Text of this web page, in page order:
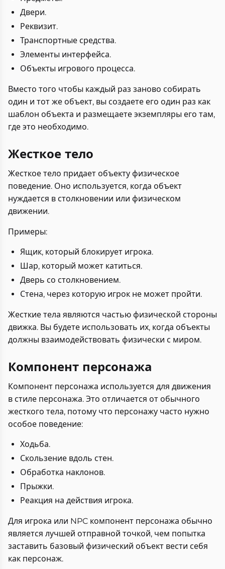
Двери.
Реквизит.
Транспортные средства.
Элементы интерфейса.
Объекты игрового процесса.
Вместо того чтобы каждый раз заново собирать
один и тот же объект, вы создаете его один раз как
шаблон объекта и размещаете экземпляры его там,
где это необходимо.
Жесткое тело
Жесткое тело придает объекту физическое
поведение. Оно используется, когда объект
нуждается в столкновении или физическом
движении.
Примеры:
Ящик, который блокирует игрока.
Шар, который может катиться.
Дверь со столкновением.
Стена, через которую игрок не может пройти.
Жесткие тела являются частью физической стороны
движка. Вы будете использовать их, когда объекты
должны взаимодействовать физически с миром.
Компонент персонажа
Компонент персонажа используется для движения
в стиле персонажа. Это отличается от обычного
жесткого тела, потому что персонажу часто нужно
особое поведение:
Ходьба.
Скользение вдоль стен.
Обработка наклонов.
Прыжки.
Реакция на действия игрока.
Для игрока или NPC компонент персонажа обычно
является лучшей отправной точкой, чем попытка
заставить базовый физический объект вести себя
как персонаж.